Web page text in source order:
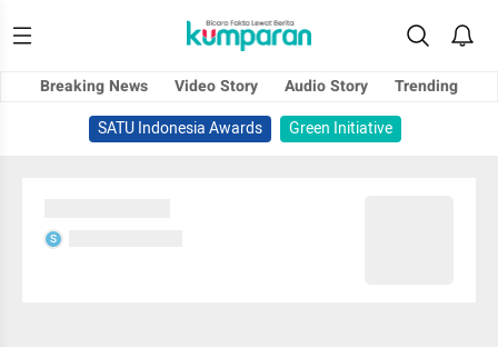
Breaking News Video Story Audio Story
Trending
SATU Indonesia Awards
Green Initiative
S